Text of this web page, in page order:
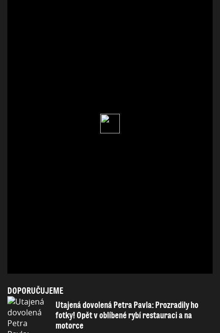
DOPORUČUJEME
Utajená dovolená Petra Pavla: Prozradily ho
fotky! Opět v oblíbené rybí restauraci a na
motorce